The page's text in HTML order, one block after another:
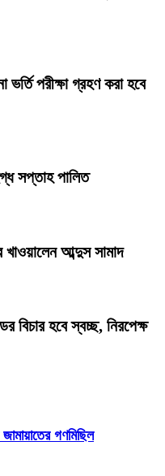
পরীক্ষা গ্রহণ করা হবে
সপ্তাহ পালিত
খাওয়ালেন আব্দুস সামাদ
বিচার হবে স্বচ্ছ, নিরপেক্ষ
গণমিছিল